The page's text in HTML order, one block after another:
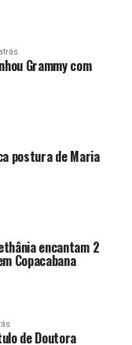
Grammy com
postura de Maria
encantam 2
Copacabana
de Doutora